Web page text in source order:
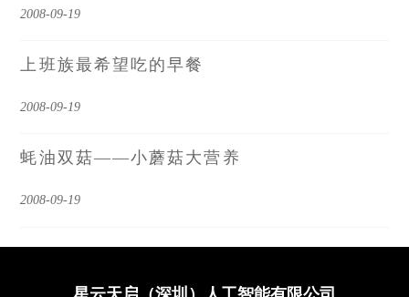
2008-09-19
上班族最希望吃的早餐
2008-09-19
蚝油双菇――小蘑菇大营养
2008-09-19